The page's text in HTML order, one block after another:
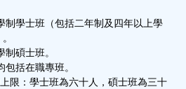
班（包括二年制及四年以上學
士班。
在職專班。
學士班為六十人，碩士班為三十